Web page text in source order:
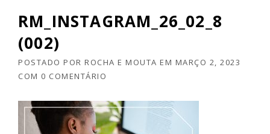
RM_INSTAGRAM_26_02_8
(002)
POSTADO POR ROCHA E MOUTA EM MARÇO 2, 2023
COM 0 COMENTÁRIO